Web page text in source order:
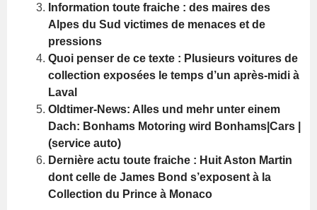
Information toute fraiche : des maires des
Alpes du Sud victimes de menaces et de
pressions
Quoi penser de ce texte : Plusieurs voitures de
collection exposées le temps d’un après-midi à
Laval
Oldtimer-News: Alles und mehr unter einem
Dach: Bonhams Motoring wird Bonhams|Cars |
(service auto)
Dernière actu toute fraiche : Huit Aston Martin
dont celle de James Bond s’exposent à la
Collection du Prince à Monaco